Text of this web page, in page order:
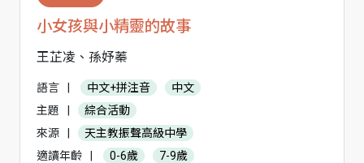
小女孩與小精靈的故事
王芷凌、孫妤蓁
語言 中文+拼注音
中文
主題
綜合活動
來源
天主教振聲高級中學
適讀年齡
0-6歲
7-9歲